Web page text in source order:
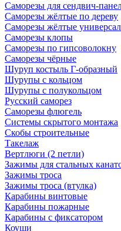
Саморезы для сендвич-
Саморезы жёлтые по дереву
Саморезы жёлтые
Саморезы клопы
Саморезы по гипсоволокну
Саморезы чёрные
Шуруп костыль Г-образный
Шурупы с кольцом
Шурупы с полукольцом
Русский саморез
Саморезы флюгель
Системы скрытого монтажа
Скобы строительные
Такелаж
Вертлюги (2 петли)
Зажимы для стальных
Зажимы троса
Зажимы троса (втулка)
Карабины винтовые
Карабины пожарные
Карабины с фиксатором
Коуши